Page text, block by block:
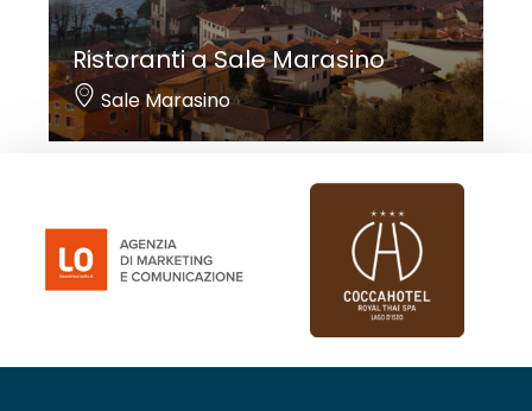
Ristoranti a Sale Marasino
Sale Marasino